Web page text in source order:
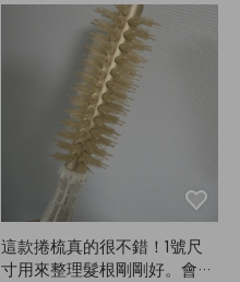
的時候盡量離遠一點，頭髮會
像包覆一樣均勻定型。不過小
缺點是，定型太強頭髮會有點
這款捲梳真的很不錯！1號尺
寸用來整理髮根剛剛好。會常